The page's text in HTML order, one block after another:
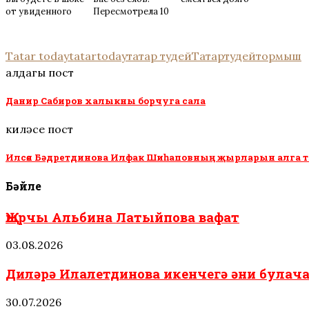
от увиденного
Пересмотрела 10
Tatar todaytatartodayтатар тудейТатартудейтормыш
алдагы пост
Данир Сабиров халыкны борчуга сала
киләсе пост
Илсөя Бәдретдинова Илфак Шиһаповның җырларын алга
Бәйле
Җырчы Альбина Латыйпова вафат
03.08.2026
Диләрә Илалетдинова икенчегә әни
30.07.2026